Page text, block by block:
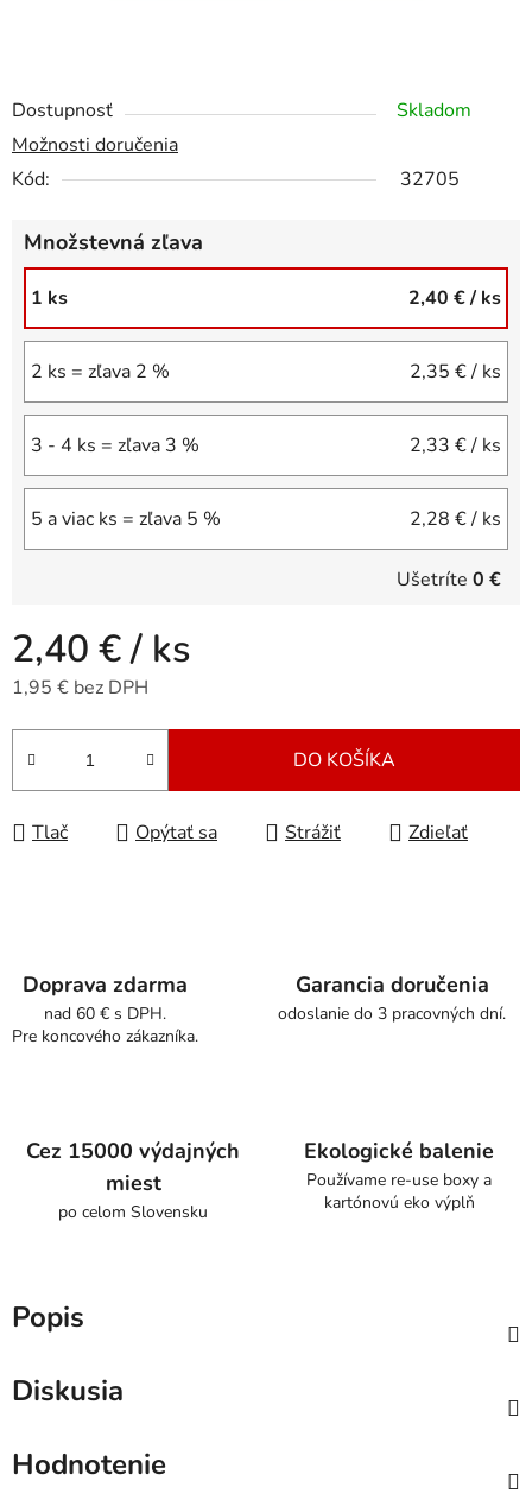
Dostupnosť
Skladom
Možnosti doručenia
Kód:
32705
Množstevná zľava
1 ks 2,40 €/ ks
2 ks = zľava 2 % 2,35 €/ ks
3 - 4 ks = zľava 3 % 2,33 €/ ks
5 a viac ks = zľava 5 % 2,28 €/ ks
Ušetríte 0 €
2,40 €/ ks
1,95 € bez DPH
Jednotková cena:
DO KOŠÍKA
Tlač Opýtať sa Strážiť Zdieľať
Doprava zdarma
nad 60 € s DPH.
Pre koncového zákazníka.
Garancia doručenia
odoslanie do 3 pracovných dní.
Cez 15000 výdajných
miest
po celom Slovensku
Ekologické balenie
Používame re-use boxy a
kartónovú eko výplň
Popis
Diskusia
Hodnotenie